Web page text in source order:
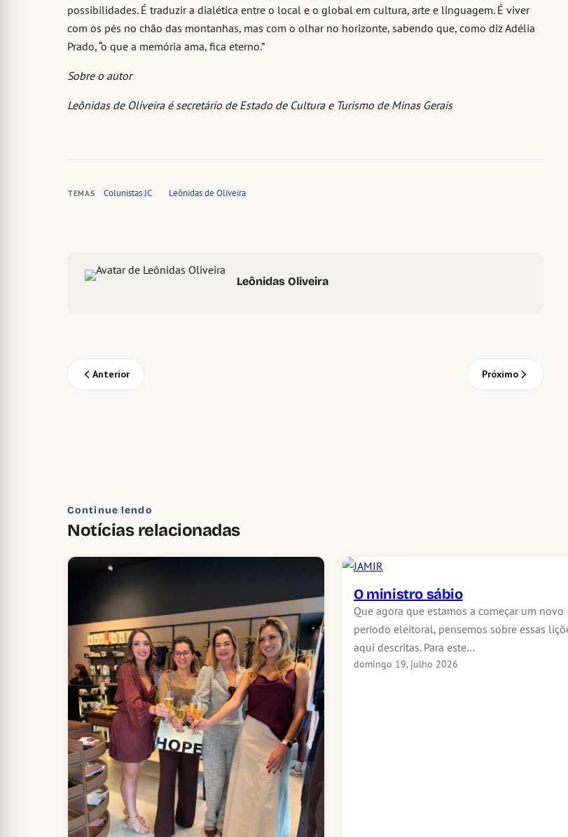
possibilidades. É traduzir a dialética entre o local e o global em cultura, arte e linguagem. É viver
com os pés no chão das montanhas, mas com o olhar no horizonte, sabendo que, como diz Adélia
Prado, “o que a memória ama, fica eterno.”
Sobre o autor
Leônidas de Oliveira é secretário de Estado de Cultura e Turismo de Minas Gerais
TEMAS Colunistas JC Leônidas de Oliveira
Leônidas Oliveira
Anterior Próximo
Continue lendo
Notícias relacionadas
O ministro sábio
Que agora que estamos a começar um novo
período eleitoral, pensemos sobre essas
aqui descritas. Para este…
domingo 19, julho 2026